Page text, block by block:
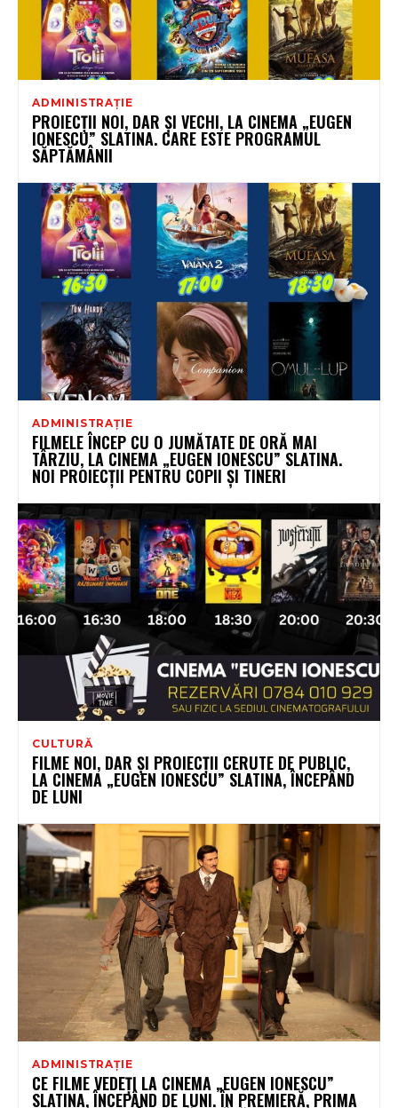
ADMINISTRAȚIE
PROIECȚII NOI, DAR ȘI VECHI, LA CINEMA „EUGEN
IONESCU” SLATINA. CARE ESTE PROGRAMUL
SĂPTĂMÂNII
ADMINISTRAȚIE
FILMELE ÎNCEP CU O JUMĂTATE DE ORĂ MAI
TÂRZIU, LA CINEMA „EUGEN IONESCU” SLATINA.
NOI PROIECȚII PENTRU COPII ȘI TINERI
CULTURĂ
FILME NOI, DAR ȘI PROIECȚII CERUTE DE PUBLIC,
LA CINEMA „EUGEN IONESCU” SLATINA, ÎNCEPÂND
DE LUNI
ADMINISTRAȚIE
CE FILME VEDEȚI LA CINEMA „EUGEN IONESCU”
SLATINA, ÎNCEPÂND DE LUNI. ÎN PREMIERĂ, PRIMA